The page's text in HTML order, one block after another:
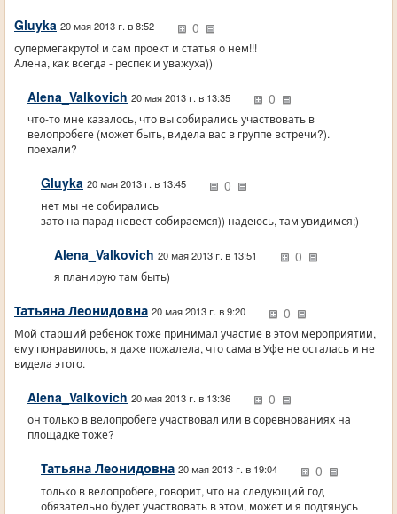
Gluyka 20 мая 2013 г. в 8:52 0
супермегакруто! и сам проект и статья о нем!!!
Алена, как всегда - респек и уважуха))
Alena_Valkovich 20 мая 2013 г. в 13:35 0
что-то мне казалось, что вы собирались участвовать в
велопробеге (может быть, видела вас в группе встречи?).
поехали?
Gluyka 20 мая 2013 г. в 13:45 0
нет мы не собирались
зато на парад невест собираемся)) надеюсь, там увидимся;)
Alena_Valkovich 20 мая 2013 г. в 13:51 0
я планирую там быть)
Татьяна Леонидовна 20 мая 2013 г. в 9:20 0
Мой старший ребенок тоже принимал участие в этом мероприятии,
ему понравилось, я даже пожалела, что сама в Уфе не осталась и не
видела этого.
Alena_Valkovich 20 мая 2013 г. в 13:36 0
он только в велопробеге участвовал или в соревнованиях на
площадке тоже?
Татьяна Леонидовна 20 мая 2013 г. в 19:04 0
только в велопробеге, говорит, что на следующий год
обязательно будет участвовать в этом, может и я подтянусь